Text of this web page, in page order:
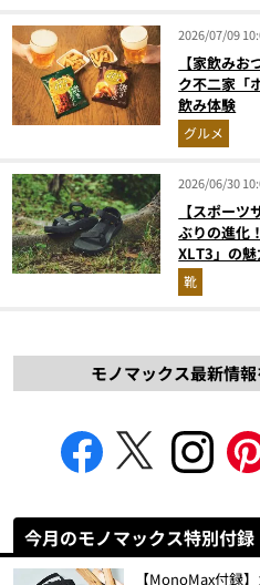
2026/07/09
【家飲み
ク不二家「
飲み体験
グルメ
2026/06/30
【スポー
ぶりの進化
XLT3」の
解説！
靴
モノマックス最新情報
今月のモノマックス特別付録
【MonoMax付録